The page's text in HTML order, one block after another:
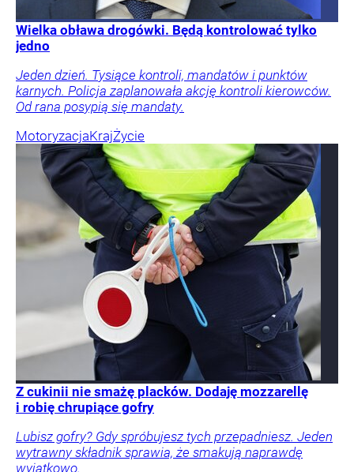
Wielka obława drogówki. Będą kontrolować tylko
jedno
Jeden dzień. Tysiące kontroli, mandatów i punktów
karnych. Policja zaplanowała akcję kontroli kierowców.
Od rana posypią się mandaty.
MotoryzacjaKrajŻycie
Z cukinii nie smażę placków. Dodaję mozzarellę
i robię chrupiące gofry
Lubisz gofry? Gdy spróbujesz tych przepadniesz. Jeden
wytrawny składnik sprawia, że smakują naprawdę
wyjątkowo.